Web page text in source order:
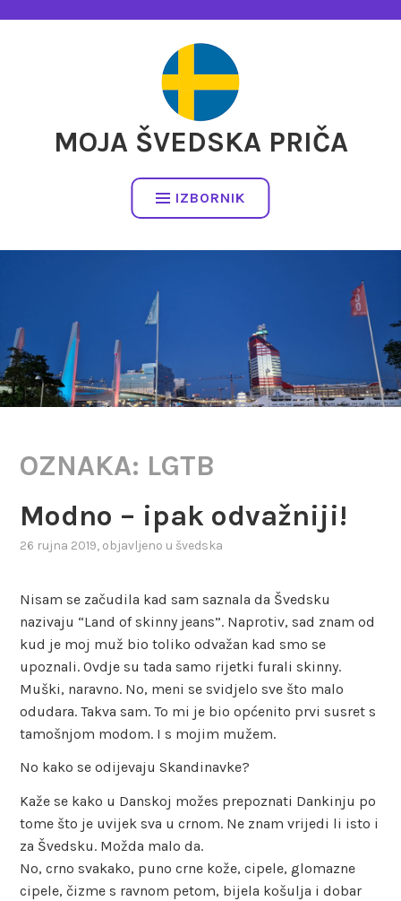
MOJA ŠVEDSKA PRIČA
IZBORNIK
OZNAKA: LGTB
Modno – ipak odvažniji!
26 rujna 2019, objavljeno u švedska
Nisam se začudila kad sam saznala da Švedsku
nazivaju “Land of skinny jeans”. Naprotiv, sad znam od
kud je moj muž bio toliko odvažan kad smo se
upoznali. Ovdje su tada samo rijetki furali skinny.
Muški, naravno. No, meni se svidjelo sve što malo
odudara. Takva sam. To mi je bio općenito prvi susret s
tamošnjom modom. I s mojim mužem.
No kako se odijevaju Skandinavke?
Kaže se kako u Danskoj možes prepoznati Dankinju po
tome što je uvijek sva u crnom. Ne znam vrijedi li isto i
za Švedsku. Možda malo da.
No, crno svakako, puno crne kože, cipele, glomazne
cipele, čizme s ravnom petom, bijela košulja i dobar